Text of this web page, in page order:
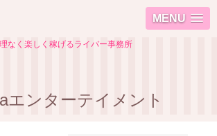
MENU
なく楽しく稼げるライバー事務所
エンターテイメント